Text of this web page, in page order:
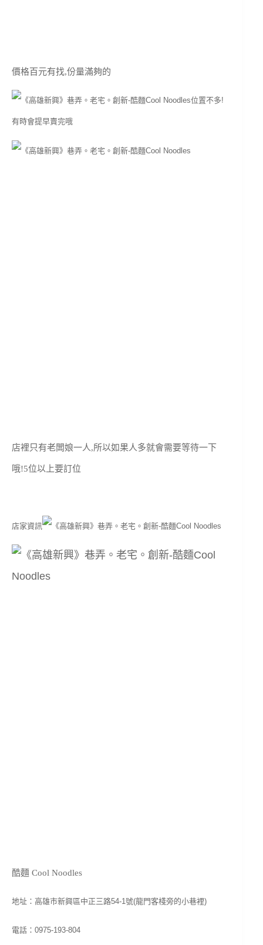
價格百元有找,份量滿夠的
位置不多!
有時會提早賣完哦
店裡只有老闆娘一人,所以如果人多就會需要等待一下
哦!5位以上要訂位
店家資訊
酷麵 Cool Noodles
地址：高雄市新興區中正三路54-1號(龍門客棧旁的小巷裡)
電話：0975-193-804